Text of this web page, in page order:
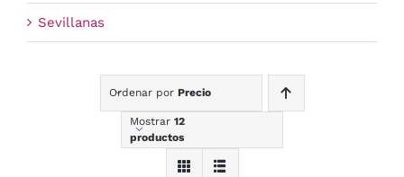
Sevillanas
Ordenar por Precio
Mostrar 12
productos